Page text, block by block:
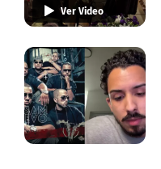
Ver Video